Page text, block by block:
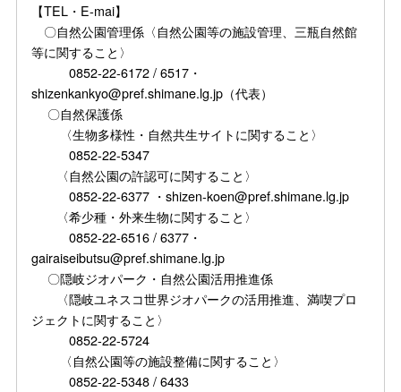
【TEL・E-mai】
〇自然公園管理係〈自然公園等の施設管理、三瓶自然館
等に関すること〉
0852-22-6172 / 6517・
shizenkankyo@pref.shimane.lg.jp（代表）
〇自然保護係
〈生物多様性・自然共生サイトに関すること〉
0852-22-5347
〈自然公園の許認可に関すること〉
0852-22-6377 ・shizen-koen@pref.shimane.lg.jp
〈希少種・外来生物に関すること〉
0852-22-6516 / 6377・
gairaiseibutsu@pref.shimane.lg.jp
〇隠岐ジオパーク・自然公園活用推進係
〈隠岐ユネスコ世界ジオパークの活用推進、満喫プロ
ジェクトに関すること〉
0852-22-5724
〈自然公園等の施設整備に関すること〉
0852-22-5348 / 6433